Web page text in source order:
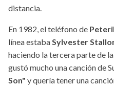
distancia.
En 1982, el teléfono de
línea estabaSylvester
haciendo la tercera parte de
gustó mucho una canción de
Son" y quería tener una